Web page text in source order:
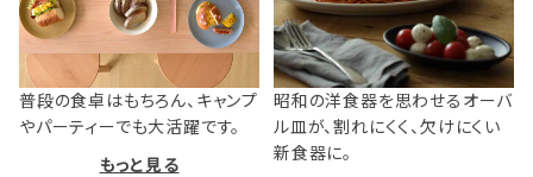
普段の食卓はもちろん、キャンプ
やパーティーでも大活躍です。
もっと見る
昭和の洋食器を思わせるオーバ
ル皿が、割れにくく、欠けにくい
新食器に。